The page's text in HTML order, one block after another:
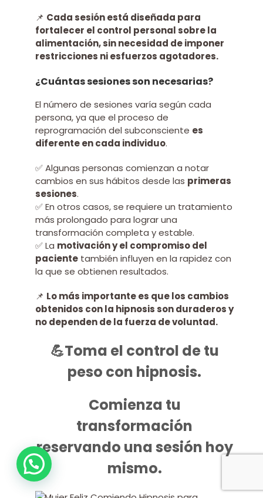
📌 Cada sesión está diseñada para
fortalecer el control personal sobre la
alimentación, sin necesidad de imponer
restricciones ni esfuerzos agotadores.
¿Cuántas sesiones son necesarias?
El número de sesiones varía según cada
persona, ya que el proceso de
reprogramación del subconsciente es
diferente en cada individuo.
✅ Algunas personas comienzan a notar
cambios en sus hábitos desde las primeras
sesiones.
✅ En otros casos, se requiere un tratamiento
más prolongado para lograr una
transformación completa y estable.
✅ La motivación y el compromiso del
paciente también influyen en la rapidez con
la que se obtienen resultados.
📌 Lo más importante es que los cambios
obtenidos con la hipnosis son duraderos y
no dependen de la fuerza de voluntad.
💪Toma el control de tu
peso con hipnosis.
Comienza tu
transformación
reservando una sesión hoy
mismo.